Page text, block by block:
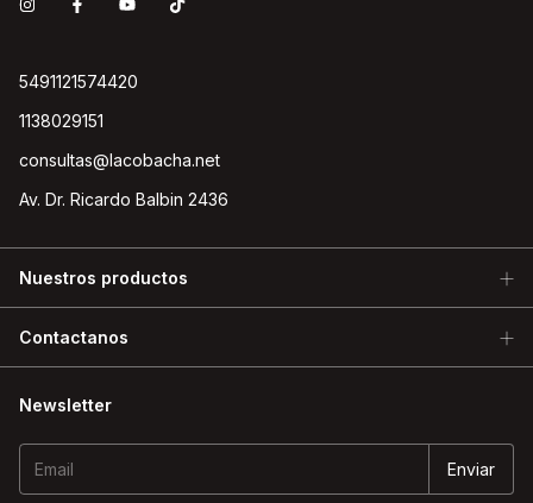
5491121574420
1138029151
consultas@lacobacha.net
Av. Dr. Ricardo Balbin 2436
Nuestros productos
Contactanos
Newsletter